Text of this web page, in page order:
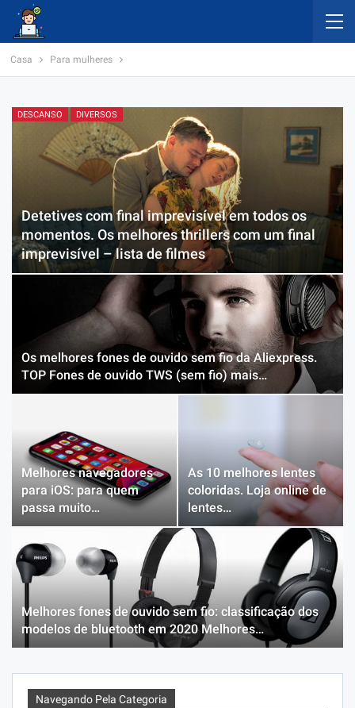
Casa Para mulheres
DESCANSO DIVERSOS
Detetives com final imprevisível em todos os
momentos. Os melhores thrillers com um final
imprevisível – lista de filmes
Os melhores fones de ouvido sem fio da Aliexpress.
TOP Fones de ouvido TWS (sem fio) mais…
Melhores navegadores
para iOS: para quem
passa muito…
As 10 melhores lentes
coloridas. Loja online de
lentes…
Melhores fones de ouvido sem fio: classificação dos
modelos de bluetooth em 2020 Melhores…
Navegando Pela Categoria